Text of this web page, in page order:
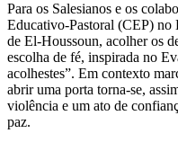
Para os Salesianos e os
Educativo-Pastoral (CEP) no
de El-Houssoun, acolher os
escolha de fé, inspirada no
acolhestes”. Em contexto
abrir uma porta torna-se,
violência e um ato de
paz.